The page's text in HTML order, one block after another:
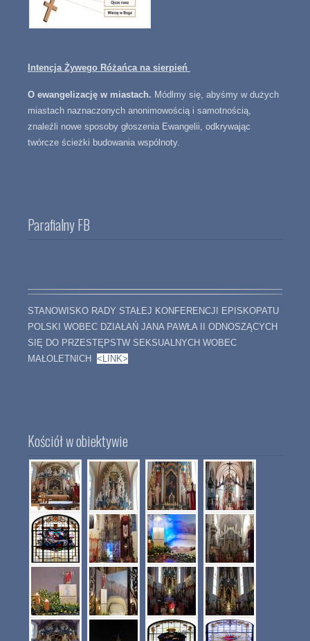
Intencja Żywego Różańca na sierpień
O ewangelizację w miastach. Módlmy się, abyśmy w dużych
miastach naznaczonych anonimowością i samotnością,
znaleźli nowe sposoby głoszenia Ewangelii, odkrywając
twórcze ścieżki budowania wspólnoty.
Parafialny FB
STANOWISKO RADY STAŁEJ KONFERENCJI EPISKOPATU
POLSKI WOBEC DZIAŁAŃ JANA PAWŁA II ODNOSZĄCYCH
SIĘ DO PRZESTĘPSTW SEKSUALNYCH WOBEC
MAŁOLETNICH
<LINK>
Kościół w obiektywie